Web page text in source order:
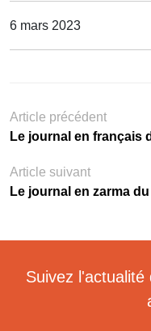
6 mars 2023
Article précédent
Le journal en français
Article suivant
Le journal en zarma
Suivez